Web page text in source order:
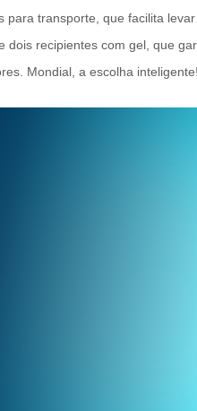
transporte, que facilita
recipientes com gel, que
Mondial, a escolha inteligente!